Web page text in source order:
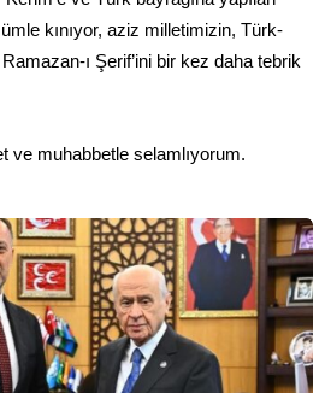
kınıyor, aziz milletimizin, Türk-
ı Şerif’ini bir kez daha tebrik
ve muhabbetle selamlıyorum.